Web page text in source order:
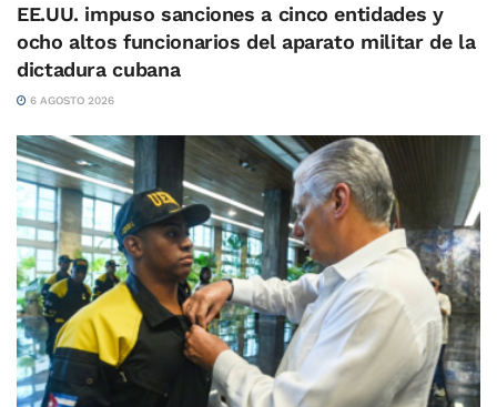
EE.UU. impuso sanciones a cinco entidades y
ocho altos funcionarios del aparato militar de la
dictadura cubana
6 AGOSTO 2026